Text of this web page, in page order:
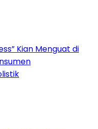
Kian Menguat di